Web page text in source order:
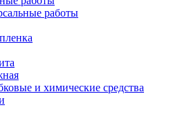
работы
и химические средства